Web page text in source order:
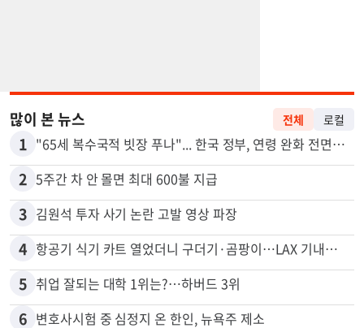
1
2 5주간 차 안 몰면 최대 600불 지급
3 김원석 투자 사기 논란 고발 영상 파장
4
5 취업 잘되는 대학 1위는?…하버드 3위